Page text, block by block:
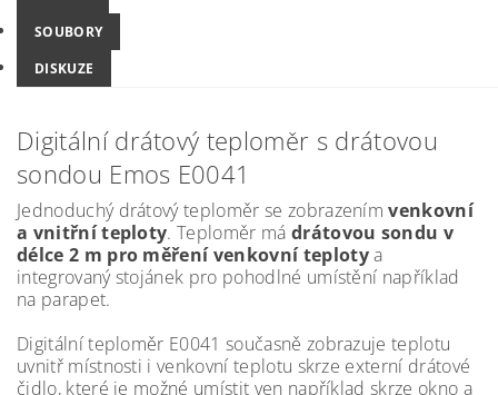
SOUBORY
DISKUZE
Digitální drátový teploměr s drátovou
sondou Emos E0041
Jednoduchý drátový teploměr se zobrazenímvenkovní
a vnitřní teploty. Teploměr má drátovou sondu v
délce 2 m pro měření venkovní teplotya
integrovaný stojánek pro pohodlné umístění například
na parapet.
Digitální teploměr E0041 současně zobrazuje teplotu
uvnitř místnosti i venkovní teplotu skrze externí drátové
čidlo, které je možné umístit ven například skrze okno a